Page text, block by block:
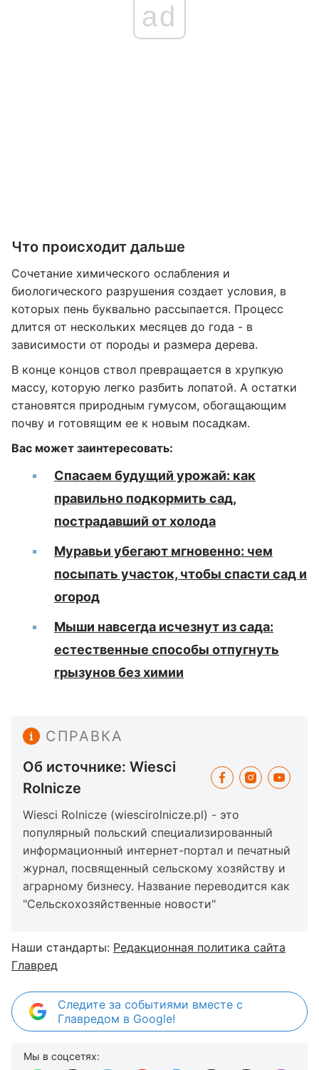
ad
Что происходит дальше
Сочетание химического ослабления и
биологического разрушения создает условия, в
которых пень буквально рассыпается. Процесс
длится от нескольких месяцев до года - в
зависимости от породы и размера дерева.
В конце концов ствол превращается в хрупкую
массу, которую легко разбить лопатой. А остатки
становятся природным гумусом, обогащающим
почву и готовящим ее к новым посадкам.
Вас может заинтересовать:
Спасаем будущий урожай: как
правильно подкормить сад,
пострадавший от холода
Муравьи убегают мгновенно: чем
посыпать участок, чтобы спасти сад и
огород
Мыши навсегда исчезнут из сада:
естественные способы отпугнуть
грызунов без химии
СПРАВКА
Об источнике: Wiesci
Rolnicze
Wiesci Rolnicze (wiescirolnicze.pl) - это
популярный польский специализированный
информационный интернет-портал и печатный
журнал, посвященный сельскому хозяйству и
аграрному бизнесу. Название переводится как
"Сельскохозяйственные новости"
Наши стандарты: Редакционная политика сайта
Главред
Следите за событиями вместе с
Главредом в Google!
Мы в соцсетях: